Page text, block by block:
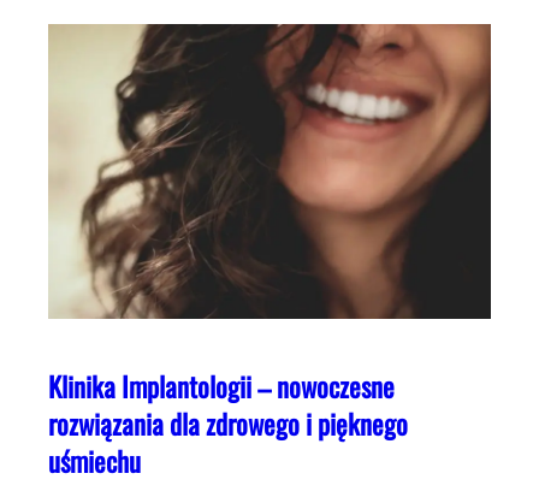
Klinika Implantologii – nowoczesne
rozwiązania dla zdrowego i pięknego
uśmiechu